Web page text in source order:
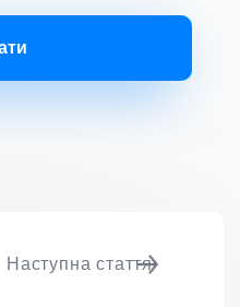
Наступна стаття